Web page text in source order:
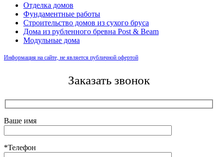
Отделка домов
Фундаментные работы
Строительство домов из сухого бруса
Дома из рубленного бревна Post & Beam
Модульные дома
Информация на сайте, не является публичной офертой
Заказать звонок
Ваше имя
*Телефон